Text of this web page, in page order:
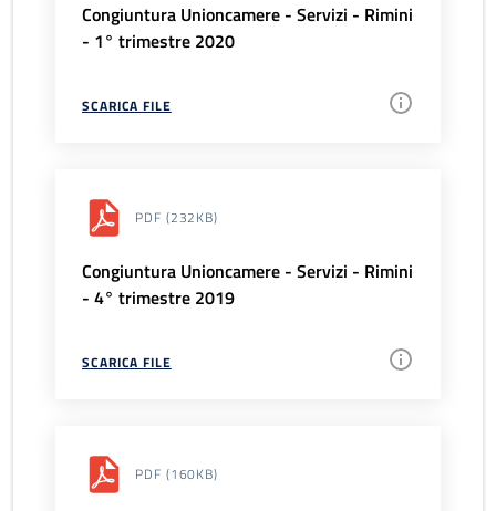
Congiuntura Unioncamere - Servizi - Rimini
- 1° trimestre 2020
SCARICA FILE
PDF (232KB)
Congiuntura Unioncamere - Servizi - Rimini
- 4° trimestre 2019
SCARICA FILE
PDF (160KB)